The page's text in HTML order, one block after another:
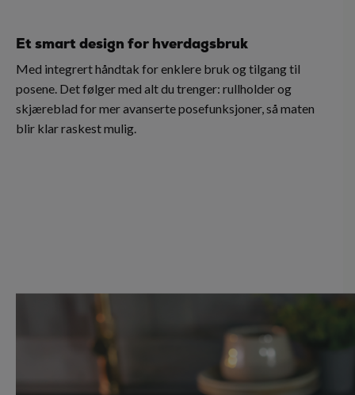
Et smart design for hverdagsbruk
Med integrert håndtak for enklere bruk og tilgang til
posene. Det følger med alt du trenger: rullholder og
skjæreblad for mer avanserte posefunksjoner, så maten
blir klar raskest mulig.